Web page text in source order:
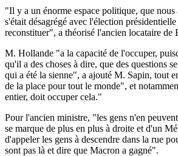
"Il y a un énorme espace politique, que
s'était désagrégé avec l'élection
reconstituer", a théorisé l'ancien locataire de
M. Hollande "a la capacité de l'occuper,
qu'il a des choses à dire, que des questions
qui a été la sienne", a ajouté M. Sapin, tout
de la place pour tout le monde", et
entier, doit occuper cela."
Pour l'ancien ministre, "les gens n'en
se marque de plus en plus à droite et d'un
d'appeler les gens à descendre dans la rue
sont pas là et dire que Macron a gagné".